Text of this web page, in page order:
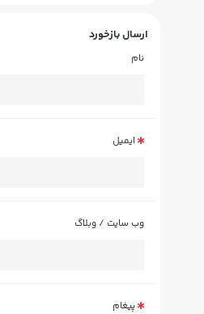
ارسال بازخورد
نام
ایمیل
وب سایت / وبلاگ
پیغام